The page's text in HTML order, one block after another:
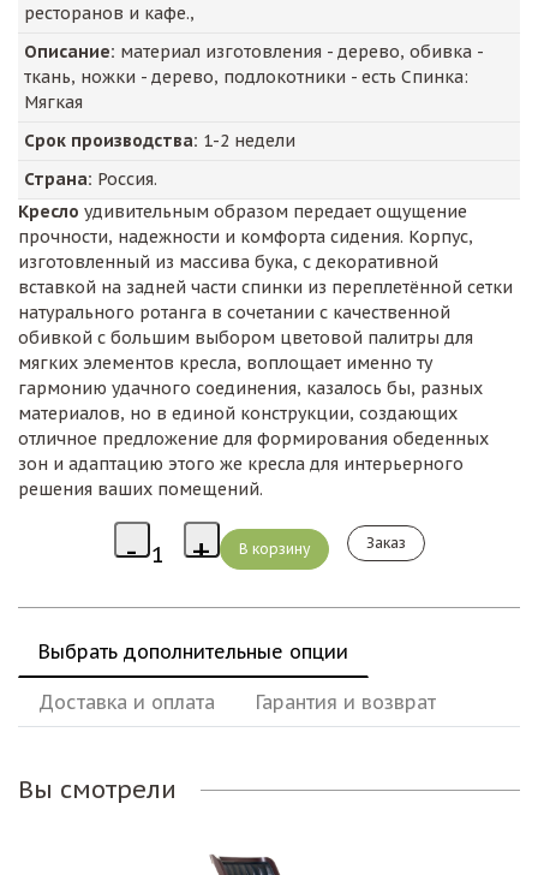
ресторанов и кафе.,
Описание: материал изготовления - дерево, обивка -
ткань, ножки - дерево, подлокотники - есть Спинка:
Мягкая
Срок производства: 1-2 недели
Страна: Россия.
Кресло удивительным образом передает ощущение
прочности, надежности и комфорта сидения. Корпус,
изготовленный из массива бука, с декоративной
вставкой на задней части спинки из переплетённой сетки
натурального ротанга в сочетании с качественной
обивкой с большим выбором цветовой палитры для
мягких элементов кресла, воплощает именно ту
гармонию удачного соединения, казалось бы, разных
материалов, но в единой конструкции, создающих
отличное предложение для формирования обеденных
зон и адаптацию этого же кресла для интерьерного
решения ваших помещений.
Заказ
Выбрать дополнительные опции
Доставка и оплата Гарантия и возврат
Вы смотрели